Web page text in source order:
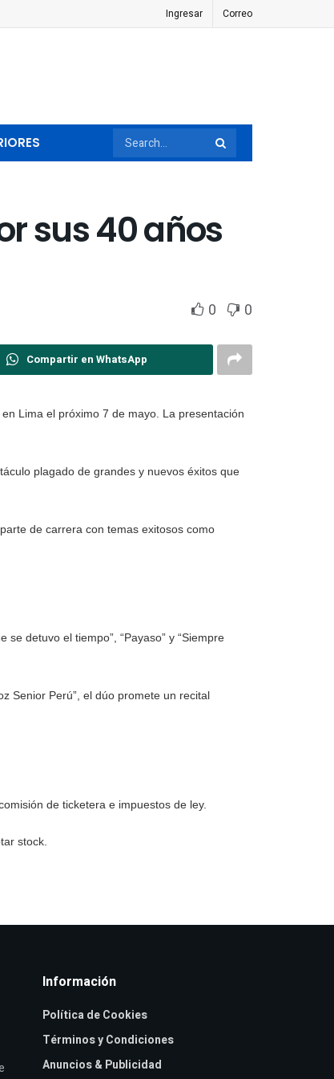
Ingresar Correo
sus 40 años
0 0
Compartir en WhatsApp
en Lima el próximo 7 de mayo. La presentación
plagado de grandes y nuevos éxitos que
de carrera con temas exitosos como
detuvo el tiempo”, “Payaso” y “Siempre
Senior Perú”, el dúo promete un recital
de ticketera e impuestos de ley.
stock.
Información
Política de Cookies
Términos y Condiciones
Anuncios & Publicidad